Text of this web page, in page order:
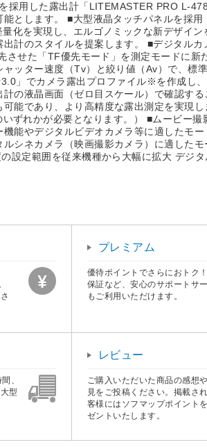
採用した露出計「LITEMASTER PRO L-
とします。 ■大型液晶タッチパネルを採
化を実現し、エルゴノミックな新デザイ
計のスタイルを提案します。 ■デジタル
させた「TF優先モード」を測定モードに
ッター速度（Tv）と絞り値（Av）で、
」でカメラ露出プロファイル※を作成し
計の液晶画面（ゼロ目スケール）で確認
能であり、より高精度な露出測定を実現
ずれかが必要となります。） ■ムービー
能やデジタルビデオカメラ等に適したモ
シネカメラ（映画撮影カメラ）に適した
設定範囲を従来機種から大幅に拡大 デジ
プレミアム
優待ポイントでさらにおトク
保証など、安心のサポートサ
もご利用いただけます。
、
型
レビュー
ご購入いただいた商品の感想
見をご投稿ください。掲載さ
客様にはソフマップポイント
ゼントいたします。